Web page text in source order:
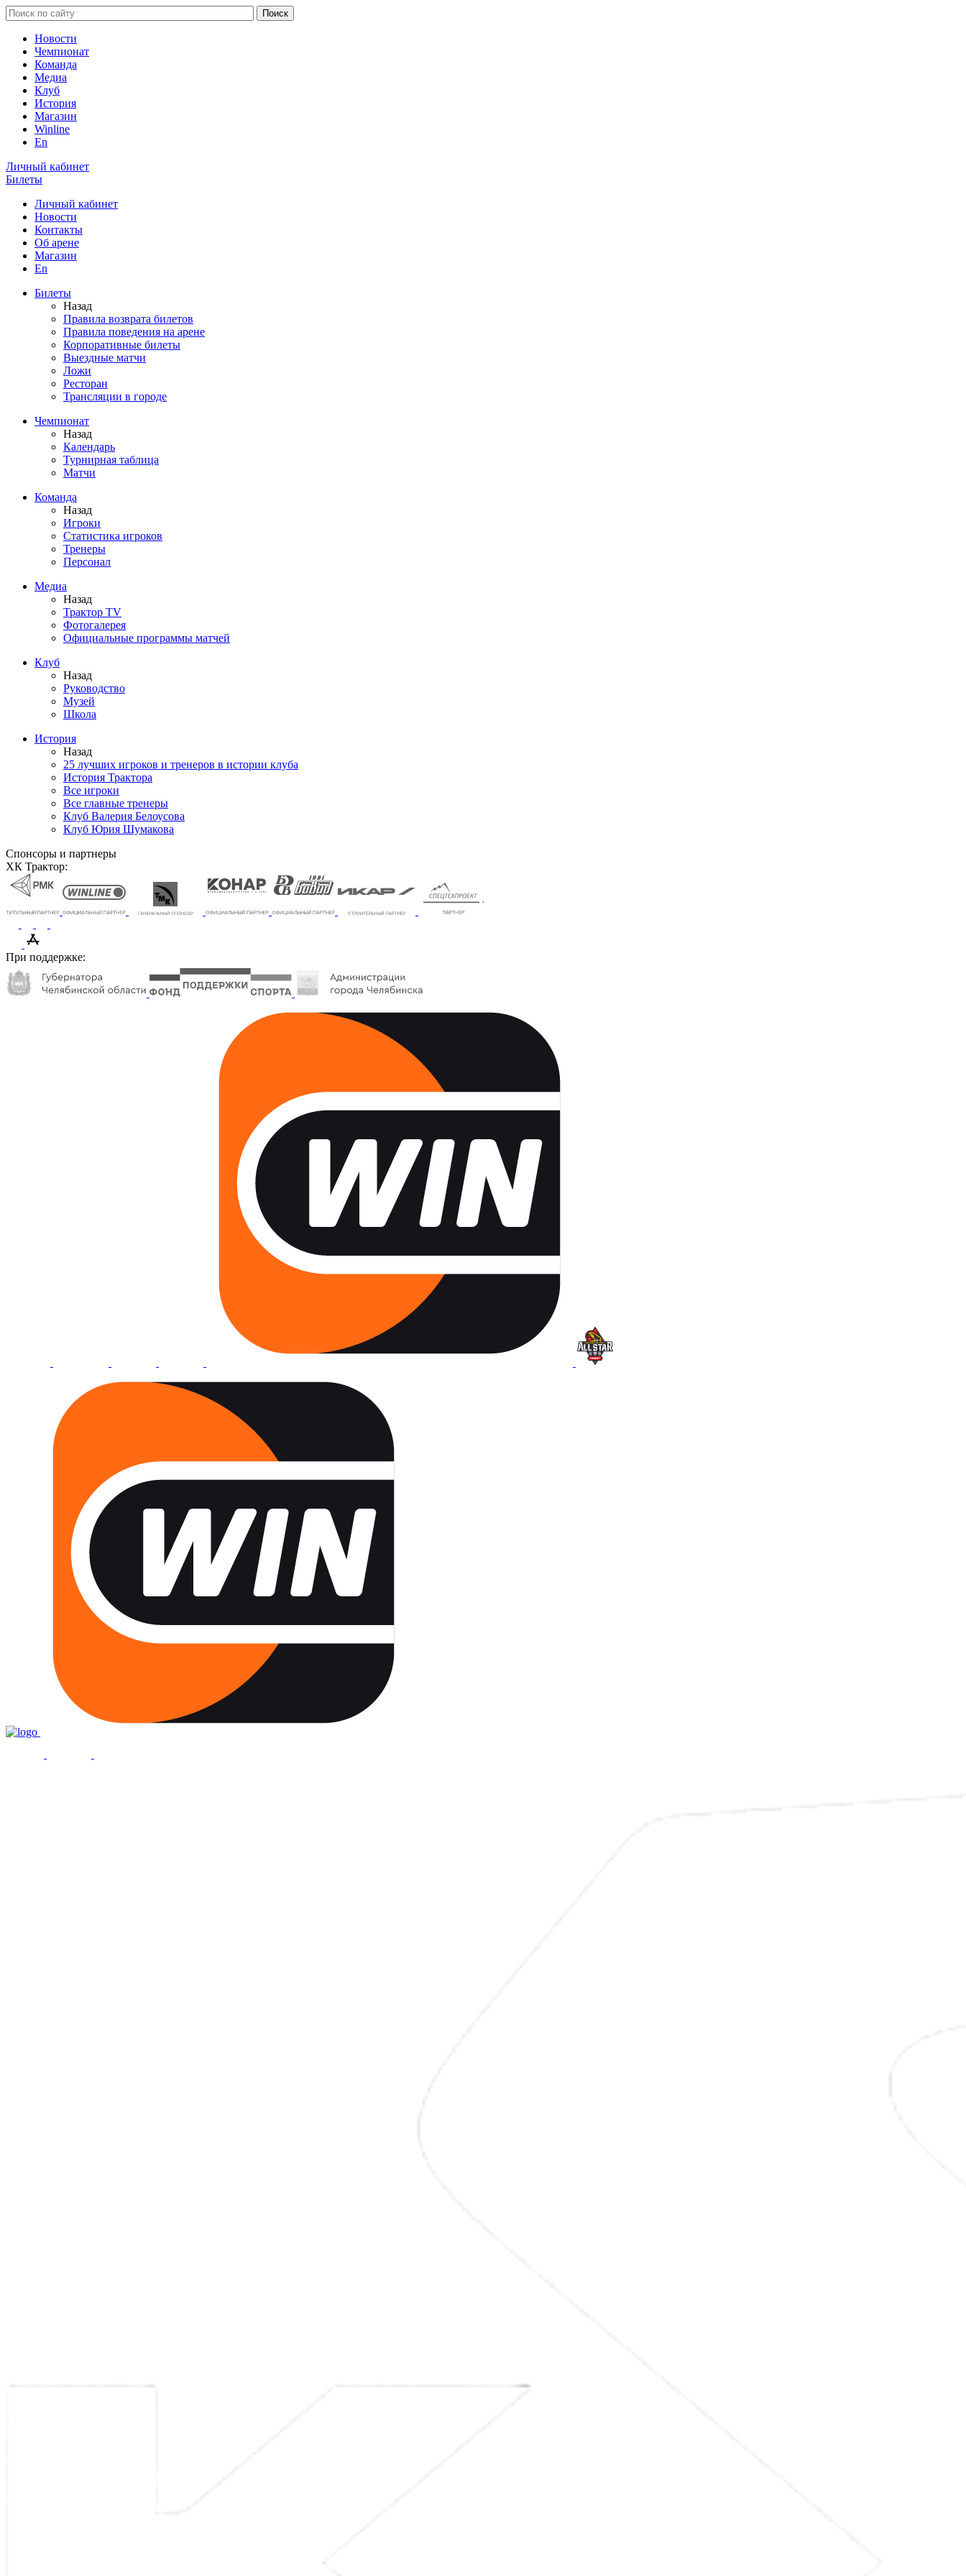
Новости
Чемпионат
Команда
Медиа
Клуб
История
Магазин
Winline
En
Личный кабинет
Билеты
Личный кабинет
Новости
Контакты
Об арене
Магазин
En
Билеты
Назад
Правила возврата билетов
Правила поведения на арене
Корпоративные билеты
Выездные матчи
Ложи
Ресторан
Трансляции в городе
Чемпионат
Назад
Календарь
Турнирная таблица
Матчи
Команда
Назад
Игроки
Статистика игроков
Тренеры
Персонал
Медиа
Назад
Трактор TV
Фотогалерея
Официальные программы матчей
Клуб
Назад
Руководство
Музей
Школа
История
Назад
25 лучших игроков и тренеров в истории клуба
История Трактора
Все игроки
Все главные тренеры
Клуб Валерия Белоусова
Клуб Юрия Шумакова
Спонсоры и партнеры
ХК Трактор:
При поддержке: